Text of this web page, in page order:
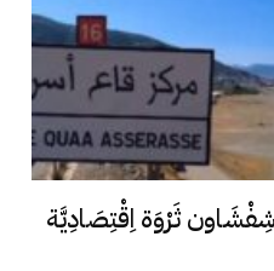
ثَرْوَة اِقْتِصَادِيَّة